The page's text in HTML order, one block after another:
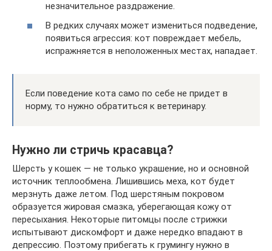
незначительное раздражение.
В редких случаях может измениться подведение,
появиться агрессия: кот повреждает мебель,
испражняется в неположенных местах, нападает.
Если поведение кота само по себе не придет в
норму, то нужно обратиться к ветеринару.
Нужно ли стричь красавца?
Шерсть у кошек — не только украшение, но и основной
источник теплообмена. Лишившись меха, кот будет
мерзнуть даже летом. Под шерстяным покровом
образуется жировая смазка, уберегающая кожу от
пересыхания. Некоторые питомцы после стрижки
испытывают дискомфорт и даже нередко впадают в
депрессию. Поэтому прибегать к грумингу нужно в